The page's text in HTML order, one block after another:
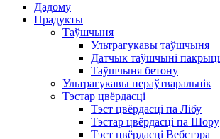
Дадому
Прадукты
Таўшчыня
Ультрагукавы таўшчыня
Датчык таўшчыні
Таўшчыня бетону
Ультрагукавы пераўтваральнік
Тэстар цвёрдасці
Тэст цвёрдасці па Лібу
Тэстар цвёрдасці па Шору
Тэст цвёрдасці Вебстэра